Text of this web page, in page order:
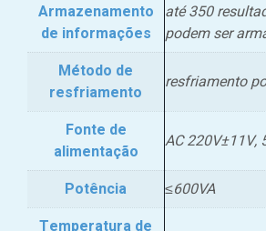
Armazenamento
de informações
até 350
podem ser
Método de
resfriamento
resfriamento
Fonte de
alimentação
AC 220V±11V,
Potência
≤600VA
Temperatura de